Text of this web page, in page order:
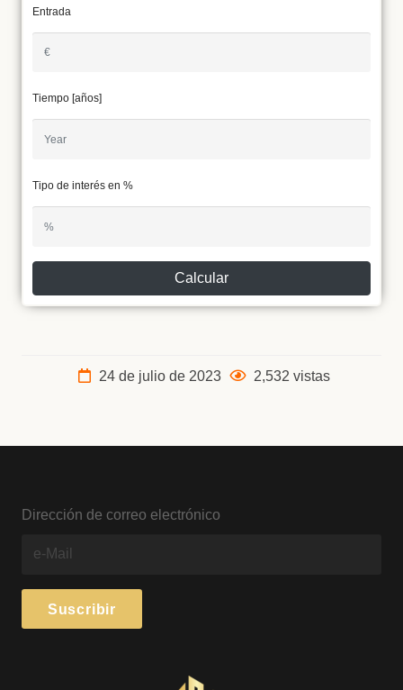
Entrada
Tiempo [años]
Tipo de interés en %
Calcular
24 de julio de 2023 2,532 vistas
Dirección de correo electrónico